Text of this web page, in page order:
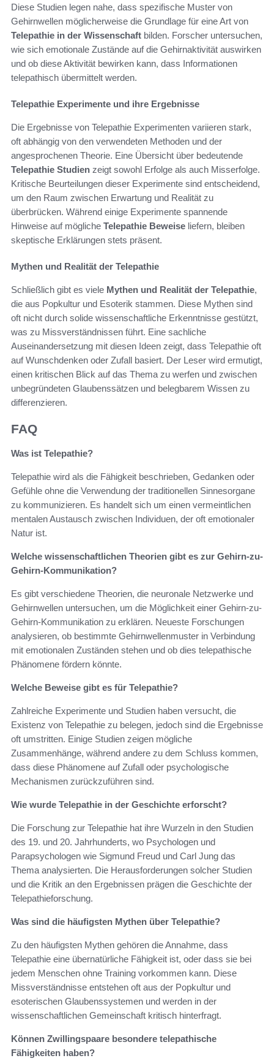
Diese Studien legen nahe, dass spezifische Muster von
Gehirnwellen möglicherweise die Grundlage für eine Art von
Telepathie in der Wissenschaft bilden. Forscher untersuchen,
wie sich emotionale Zustände auf die Gehirnaktivität auswirken
und ob diese Aktivität bewirken kann, dass Informationen
telepathisch übermittelt werden.
Telepathie Experimente und ihre Ergebnisse
Die Ergebnisse von Telepathie Experimenten variieren stark,
oft abhängig von den verwendeten Methoden und der
angesprochenen Theorie. Eine Übersicht über bedeutende
Telepathie Studien zeigt sowohl Erfolge als auch Misserfolge.
Kritische Beurteilungen dieser Experimente sind entscheidend,
um den Raum zwischen Erwartung und Realität zu
überbrücken. Während einige Experimente spannende
Hinweise auf mögliche Telepathie Beweise liefern, bleiben
skeptische Erklärungen stets präsent.
Mythen und Realität der Telepathie
Schließlich gibt es viele Mythen und Realität der Telepathie,
die aus Popkultur und Esoterik stammen. Diese Mythen sind
oft nicht durch solide wissenschaftliche Erkenntnisse gestützt,
was zu Missverständnissen führt. Eine sachliche
Auseinandersetzung mit diesen Ideen zeigt, dass Telepathie oft
auf Wunschdenken oder Zufall basiert. Der Leser wird ermutigt,
einen kritischen Blick auf das Thema zu werfen und zwischen
unbegründeten Glaubenssätzen und belegbarem Wissen zu
differenzieren.
FAQ
Was ist Telepathie?
Telepathie wird als die Fähigkeit beschrieben, Gedanken oder
Gefühle ohne die Verwendung der traditionellen Sinnesorgane
zu kommunizieren. Es handelt sich um einen vermeintlichen
mentalen Austausch zwischen Individuen, der oft emotionaler
Natur ist.
Welche wissenschaftlichen Theorien gibt es zur Gehirn-zu-
Gehirn-Kommunikation?
Es gibt verschiedene Theorien, die neuronale Netzwerke und
Gehirnwellen untersuchen, um die Möglichkeit einer Gehirn-zu-
Gehirn-Kommunikation zu erklären. Neueste Forschungen
analysieren, ob bestimmte Gehirnwellenmuster in Verbindung
mit emotionalen Zuständen stehen und ob dies telepathische
Phänomene fördern könnte.
Welche Beweise gibt es für Telepathie?
Zahlreiche Experimente und Studien haben versucht, die
Existenz von Telepathie zu belegen, jedoch sind die Ergebnisse
oft umstritten. Einige Studien zeigen mögliche
Zusammenhänge, während andere zu dem Schluss kommen,
dass diese Phänomene auf Zufall oder psychologische
Mechanismen zurückzuführen sind.
Wie wurde Telepathie in der Geschichte erforscht?
Die Forschung zur Telepathie hat ihre Wurzeln in den Studien
des 19. und 20. Jahrhunderts, wo Psychologen und
Parapsychologen wie Sigmund Freud und Carl Jung das
Thema analysierten. Die Herausforderungen solcher Studien
und die Kritik an den Ergebnissen prägen die Geschichte der
Telepathieforschung.
Was sind die häufigsten Mythen über Telepathie?
Zu den häufigsten Mythen gehören die Annahme, dass
Telepathie eine übernatürliche Fähigkeit ist, oder dass sie bei
jedem Menschen ohne Training vorkommen kann. Diese
Missverständnisse entstehen oft aus der Popkultur und
esoterischen Glaubenssystemen und werden in der
wissenschaftlichen Gemeinschaft kritisch hinterfragt.
Können Zwillingspaare besondere telepathische
Fähigkeiten haben?